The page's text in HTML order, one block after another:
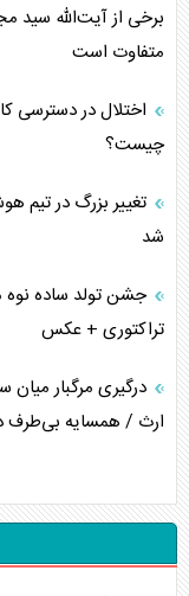
برخی از آیت‌الله سید
متفاوت است
اختلال در دسترسی
چیست؟
تغییر بزرگ در
شد
جشن تولد ساده
تراکتوری + عکس
درگیری مرگبار میان
ارث / همسایه بی‌طرف